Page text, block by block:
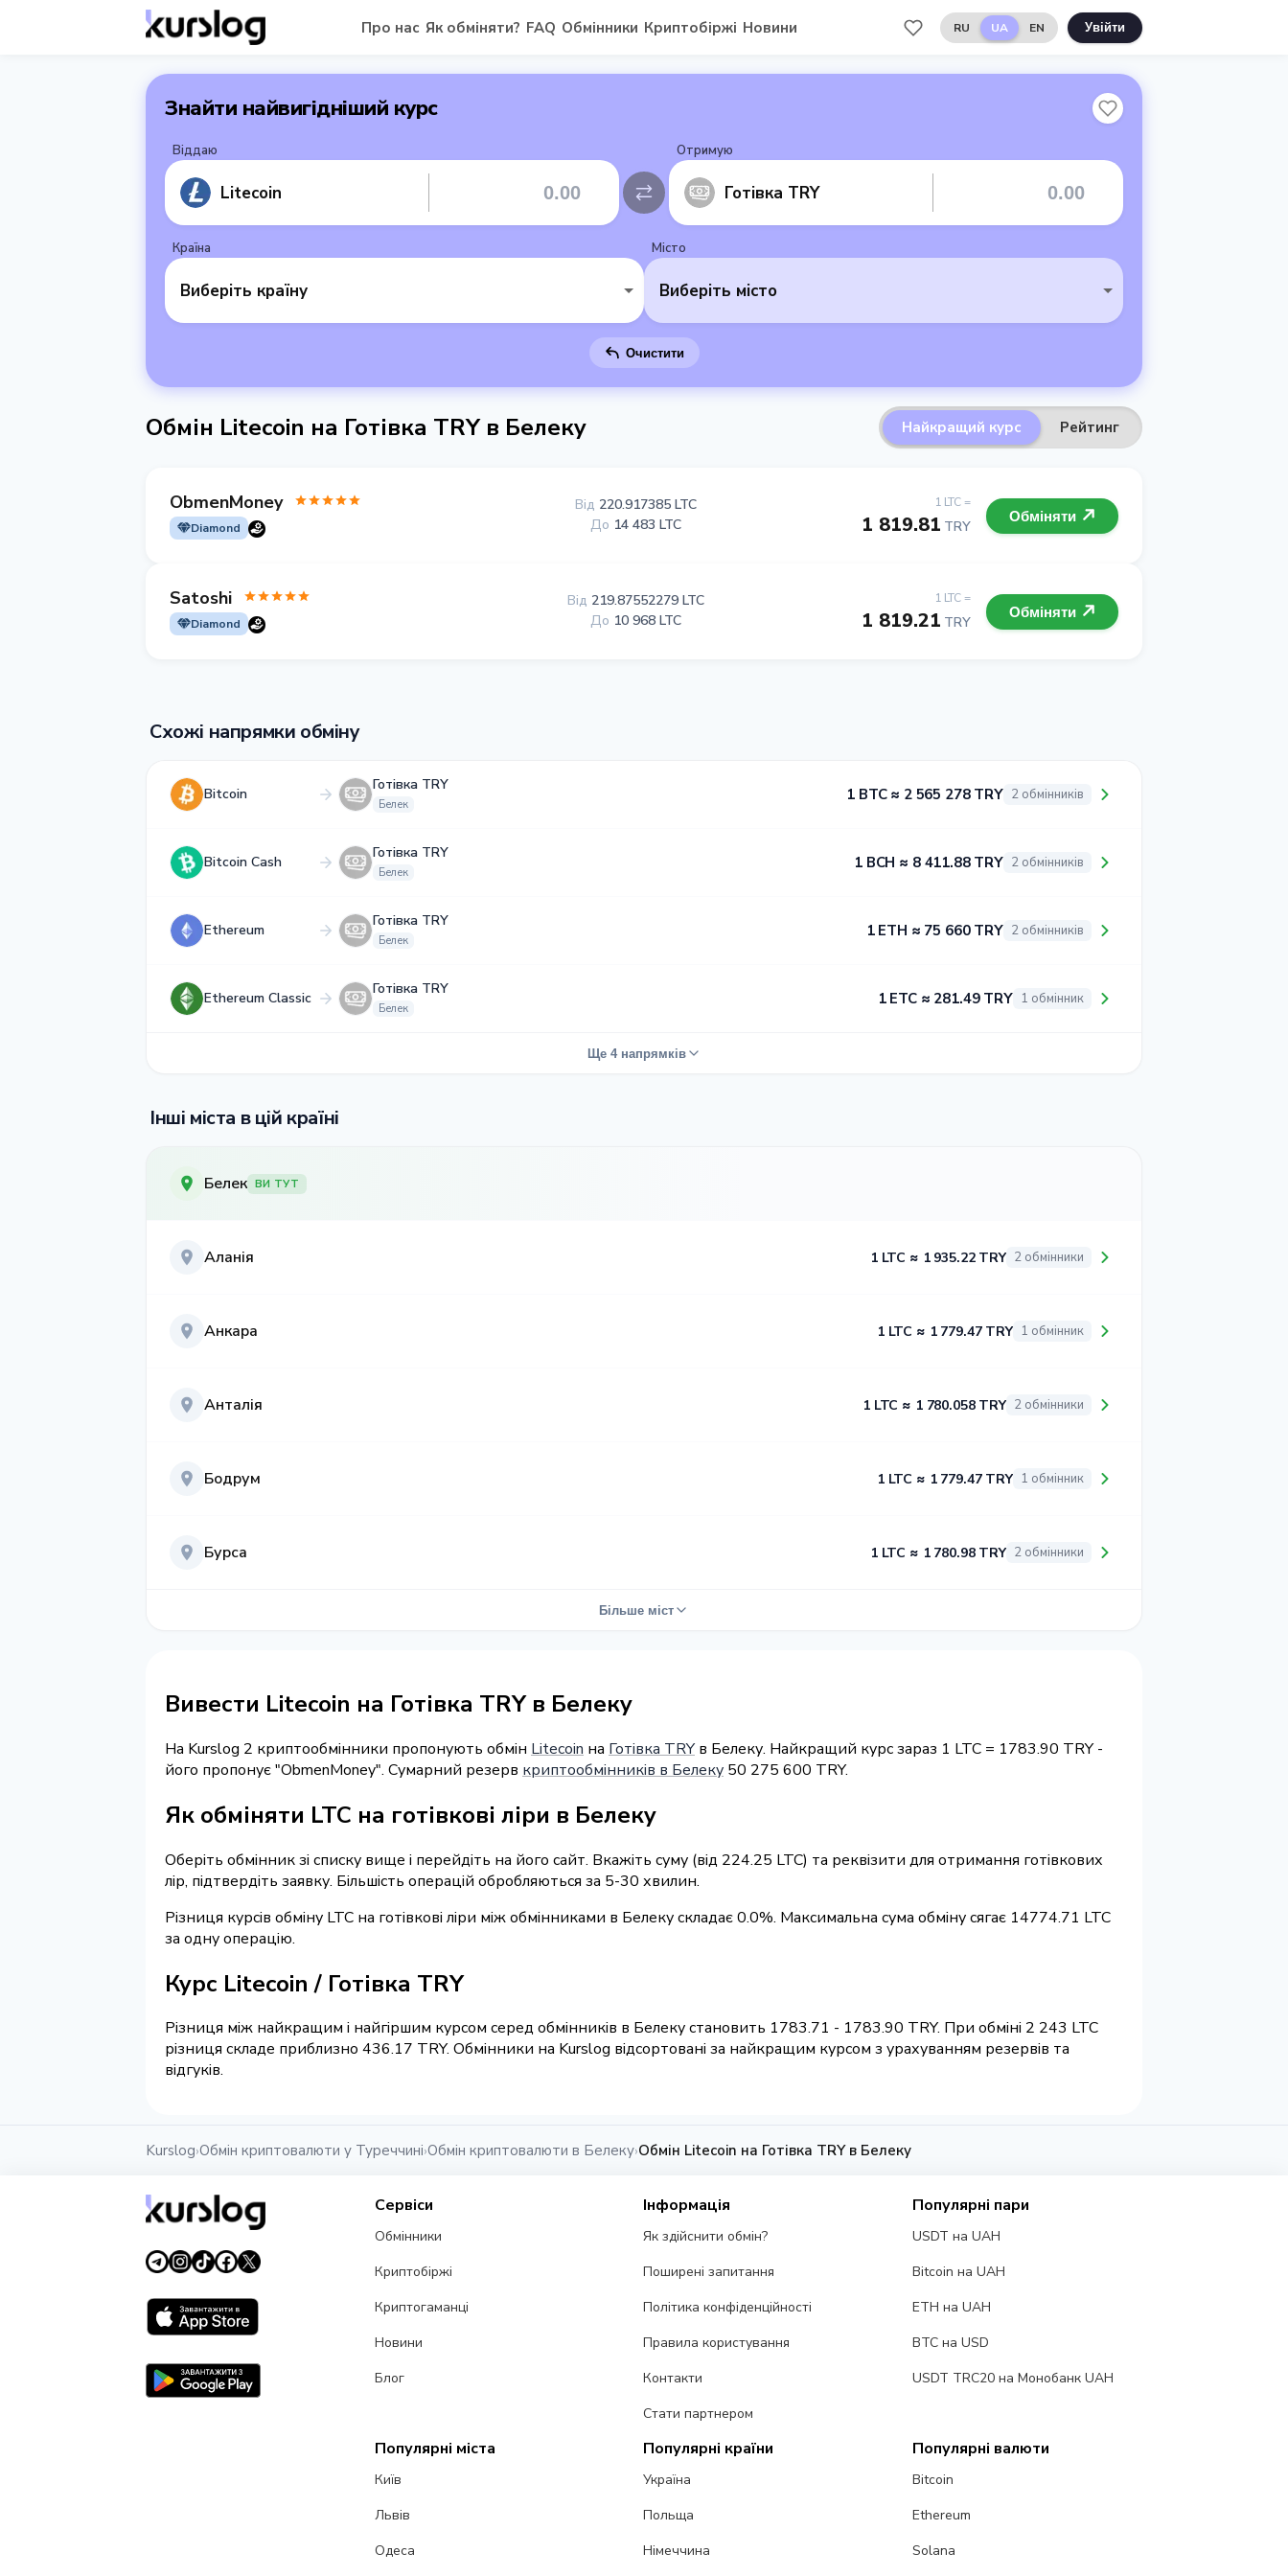
Про нас Як обміняти? FAQ Обмінники Криптобіржі Новини RU UA EN Увійти
Знайти найвигідніший курс
Віддаю
Litecoin
Отримую
Готівка TRY
Країна
Виберіть країну
Місто
Виберіть місто
Очистити
Обмін Litecoin на Готівка TRY в Белеку Найкращий курс Рейтинг
ObmenMoney
Diamond
1 LTC =
1 819.81 TRY
Від 220.917385 LTC
До 14 483 LTC Обміняти
Satoshi
Diamond
1 LTC =
1 819.21 TRY
Від 219.87552279 LTC
До 10 968 LTC Обміняти
Схожі напрямки обміну
Bitcoin
Готівка TRY
Белек
1 BTC ≈ 2 565 278 TRY 2 обмінників
Bitcoin Cash
Готівка TRY
Белек
1 BCH ≈ 8 411.88 TRY 2 обмінників
Ethereum
Готівка TRY
Белек
1 ETH ≈ 75 660 TRY 2 обмінників
Ethereum Classic
Готівка TRY
Белек
1 ETC ≈ 281.49 TRY 1 обмінник
Ще 4 напрямків
Інші міста в цій країні
Белек ВИ ТУТ
Аланія 1 LTC ≈ 1 935.22 TRY 2 обмінники
Анкара 1 LTC ≈ 1 779.47 TRY 1 обмінник
Анталія 1 LTC ≈ 1 780.058 TRY 2 обмінники
Бодрум 1 LTC ≈ 1 779.47 TRY 1 обмінник
Бурса 1 LTC ≈ 1 780.98 TRY 2 обмінники
Більше міст
Вивести Litecoin на Готівка TRY в Белеку
На Kurslog 2 криптообмінники пропонують обмін Litecoin на Готівка TRY в Белеку. Найкращий курс зараз 1 LTC = 1783.90 TRY -
його пропонує "ObmenMoney". Сумарний резерв криптообмінників в Белеку 50 275 600 TRY.
Як обміняти LTC на готівкові ліри в Белеку
Оберіть обмінник зі списку вище і перейдіть на його сайт. Вкажіть суму (від 224.25 LTC) та реквізити для отримання готівкових
лір, підтвердіть заявку. Більшість операцій обробляються за 5-30 хвилин.
Різниця курсів обміну LTC на готівкові ліри між обмінниками в Белеку складає 0.0%. Максимальна сума обміну сягає 14774.71 LTC
за одну операцію.
Курс Litecoin / Готівка TRY
Різниця між найкращим і найгіршим курсом серед обмінників в Белеку становить 1783.71 - 1783.90 TRY. При обміні 2 243 LTC
різниця складе приблизно 436.17 TRY. Обмінники на Kurslog відсортовані за найкращим курсом з урахуванням резервів та
відгуків.
Kurslog›Обмін криптовалюти у Туреччині›Обмін криптовалюти в Белеку›Обмін Litecoin на Готівка TRY в Белеку
Сервіси
Обмінники
Криптобіржі
Криптогаманці
Новини
Блог
Інформація
Як здійснити обмін?
Поширені запитання
Політика конфіденційності
Правила користування
Контакти
Стати партнером
Популярні пари
USDT на UAH
Bitcoin на UAH
ETH на UAH
BTC на USD
USDT TRC20 на Монобанк UAH
Популярні міста
Київ
Львів
Одеса
Популярні країни
Україна
Польща
Німеччина
Популярні валюти
Bitcoin
Ethereum
Solana